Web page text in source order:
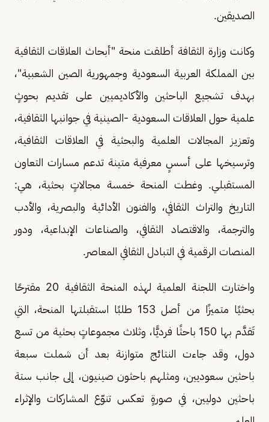
الصديقين.
وكانت وزارة الثقافة أطلقت منحة "أبحاث العلاقات الثقافية
بين المملكة العربية السعودية وجمهورية الصين الشعبية"،
بهدف تشجيع الباحثين والأكاديميين على تقديم بحوثٍ
علمية حول العلاقات السعودية -الصينية في جوانبها الثقافية،
وتعزيز المجالات العلمية والبحثية في العلاقات الثقافية،
وترسيخها على أسسٍ معرفية متينة تدعم مسارات التعاون
المستقبلي. وغطت المنحة خمسة مجالاتٍ بحثية، هي:
التاريخ والتراث الثقافي، والفنون الأدائية والبصرية، والأدب
والترجمة، والاقتصاد الثقافي، والصناعات الإبداعية، ودور
المنصات الرقمية في التبادل الثقافي المعاصر.
واختارت اللجنة العلمية لهذه المنحة الثقافية 20 مقترحًا
بحثيًا متميزًا من أصل 153 طلبًا استقبلتها المنحة، التي
تَقدَّم بها 150 باحثًا فرديًّا، وثلاث مجموعاتٍ بحثية من تسع
دول، وقد جاءت النتائج متوازنة بعد أن شملت سبعة
باحثين سعوديين، ومثلهم باحثون صينيون، إلى جانب ستة
باحثين دوليين، في صورةٍ تعكس تنوّع المشاركات والإثراء